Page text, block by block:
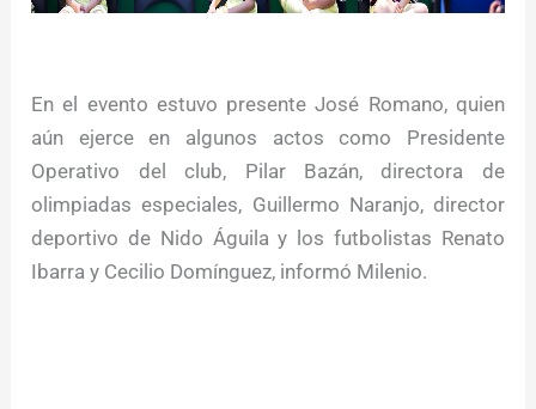
En el evento estuvo presente José Romano, quien
aún ejerce en algunos actos como Presidente
Operativo del club, Pilar Bazán, directora de
olimpiadas especiales, Guillermo Naranjo, director
deportivo de Nido Águila y los futbolistas Renato
Ibarra y Cecilio Domínguez, informó Milenio.